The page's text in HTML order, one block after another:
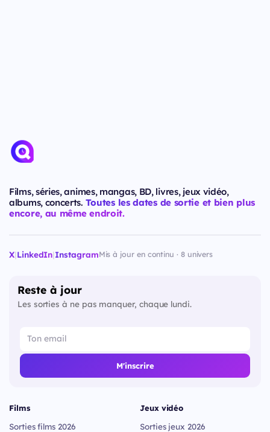
Films, séries, animes, mangas, BD, livres, jeux vidéo,
albums, concerts. Toutes les dates de sortie et bien plus
encore, au même endroit.
X|LinkedIn|InstagramMis à jour en continu · 8 univers
Reste à jour
Les sorties à ne pas manquer, chaque lundi.
M'inscrire
Films
Sorties films 2026
Jeux vidéo
Sorties jeux 2026